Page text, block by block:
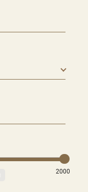
2000